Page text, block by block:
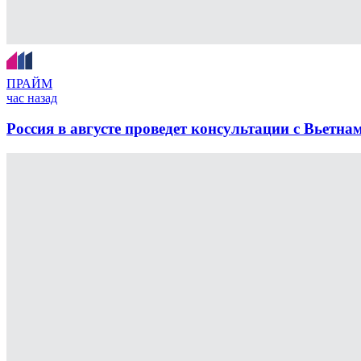
ПРАЙМ
час назад
Россия в августе проведет консультации с